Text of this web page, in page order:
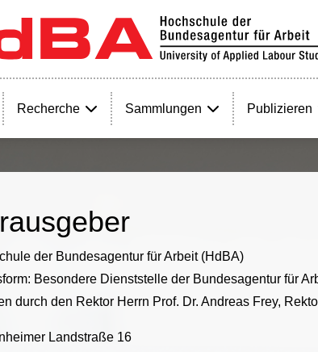
Recherche Sammlungen Publizieren
der Bundesagentur für Arbeit (HdBA)
Besondere Dienststelle der Bundesagentur für
durch den Rektor Herrn Prof. Dr. Andreas Frey,
Landstraße 16